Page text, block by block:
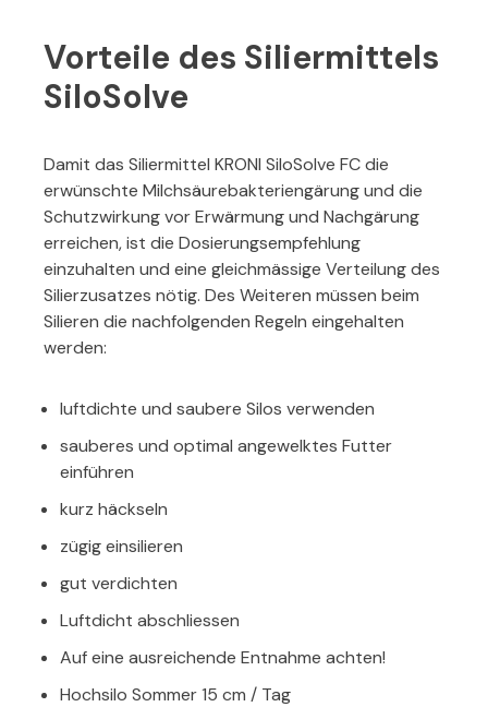
Vorteile des Siliermittels
SiloSolve
Damit das Siliermittel KRONI SiloSolve FC die
erwünschte Milchsäurebakteriengärung und die
Schutzwirkung vor Erwärmung und Nachgärung
erreichen, ist die Dosierungsempfehlung
einzuhalten und eine gleichmässige Verteilung des
Silierzusatzes nötig. Des Weiteren müssen beim
Silieren die nachfolgenden Regeln eingehalten
werden:
luftdichte und saubere Silos verwenden
sauberes und optimal angewelktes Futter
einführen
kurz häckseln
zügig einsilieren
gut verdichten
Luftdicht abschliessen
Auf eine ausreichende Entnahme achten!
Hochsilo Sommer 15 cm / Tag